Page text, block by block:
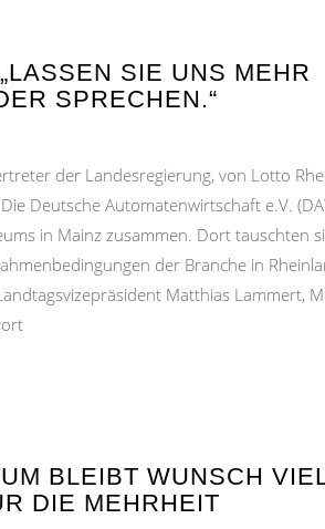
SIE UNS MEHR
SPRECHEN.“
der Landesregierung, von Lotto
Deutsche Automatenwirtschaft e.V.
in Mainz zusammen. Dort tauschten
der Branche in
Matthias Lammert,
BLEIBT WUNSCH
DIE MEHRHEIT